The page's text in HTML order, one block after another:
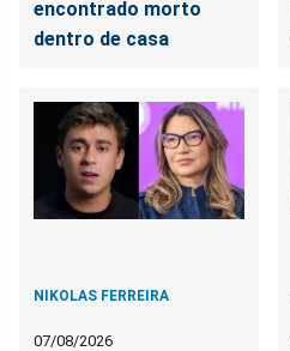
encontrado morto
dentro de casa
NIKOLAS FERREIRA
07/08/2026